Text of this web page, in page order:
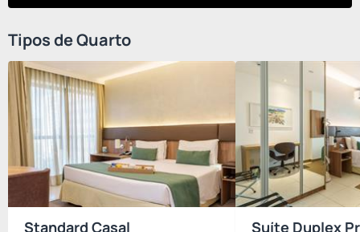
Tipos de Quarto
Standard Casal Suíte Duplex